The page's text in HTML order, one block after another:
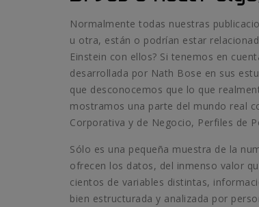
Normalmente todas nuestras
u otra, están o podrían estar
Einstein con ellos? Si tenemos en
desarrollada por Nath Bose en sus
que desconocemos que lo que
mostramos una parte del mundo real
Corporativa y de Negocio, Perfiles de
Sólo es una pequeña muestra de la
ofrecen los datos, del inmenso valor
cientos de variables distintas,
bien estructurada y analizada por